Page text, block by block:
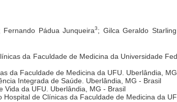
Fernando Pádua Junqueira3; Gilca Geraldo
da Faculdade de Medicina da Universidade
da Faculdade de Medicina da UFU. Uberlândia,
Integrada de Saúde. Uberlândia, MG - Brasil
Vida da UFU. Uberlândia, MG - Brasil
de Clínicas da Faculdade de Medicina da